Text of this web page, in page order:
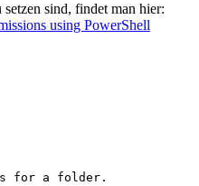
sind, findet man hier:
using PowerShell
for a folder.